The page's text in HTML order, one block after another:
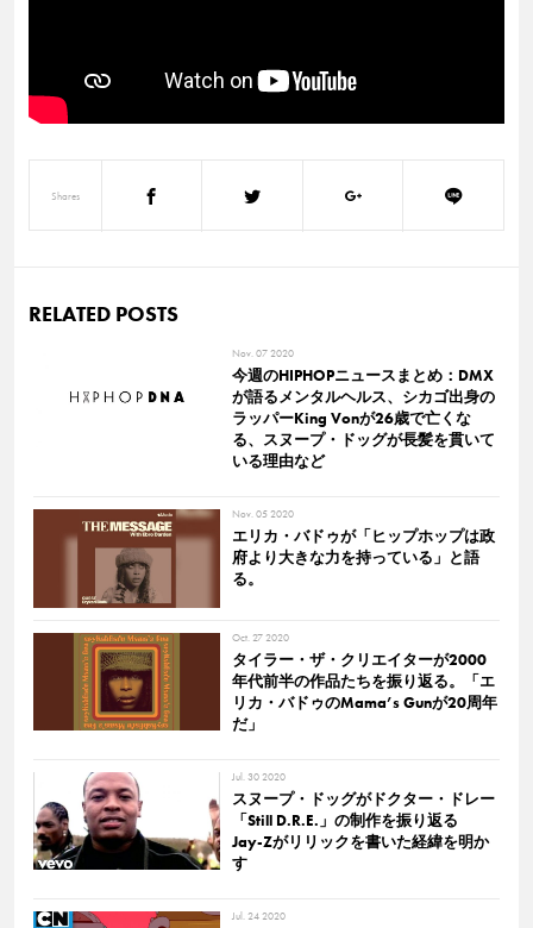
Shares
RELATED POSTS
Nov. 07 2020
今週のHIPHOPニュースまとめ：DMX
が語るメンタルヘルス、シカゴ出身の
ラッパーKing Vonが26歳で亡くな
る、スヌープ・ドッグが長髪を貫いて
いる理由など
Nov. 05 2020
エリカ・バドゥが「ヒップホップは政
府より大きな力を持っている」と語
る。
Oct. 27 2020
タイラー・ザ・クリエイターが2000
年代前半の作品たちを振り返る。「エ
リカ・バドゥのMama’s Gunが20周年
だ」
Jul. 30 2020
スヌープ・ドッグがドクター・ドレー
「Still D.R.E.」の制作を振り返る
Jay-Zがリリックを書いた経緯を明か
す
Jul. 24 2020